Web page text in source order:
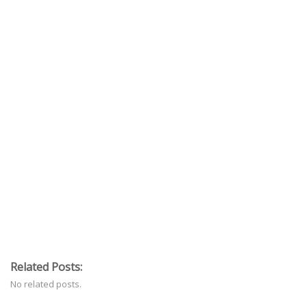
Related Posts:
No related posts.